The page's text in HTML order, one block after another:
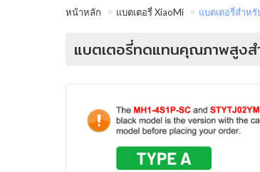
หน้าหลัก แบตเตอรี่ XiaoMi แบตเตอรี่สำหรั
แบตเตอรี่ทดแทนคุณภาพสูงส